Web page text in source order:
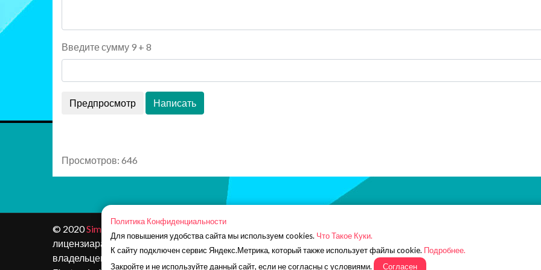
Введите сумму 9 + 8
Просмотров: 646
© 2020Simoleon.ru
. Этот сайт не одобрен и не связан с Electronic Arts или ее
лицензиарами. Товарные знаки являются собственностью соответствующих
владельцев. Контент и материалы игр защищены авторским правом
Группа ВК:
Политика Конфиденциальности
Для повышения удобства сайта мы используем cookies. Что Такое Куки.
К сайту подключен сервис Яндекс.Метрика, который также использует файлы cookie. Подробнее.
Закройте и не используйте данный сайт, если не согласны с условиями.
Согласен